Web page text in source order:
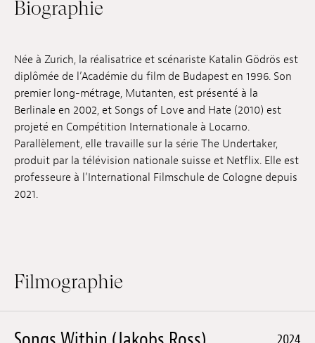
Emplois
Archives
Publications
Biographie
Née à Zurich, la réalisatrice et scénariste Katalin Gödrös est
diplômée de l’Académie du film de Budapest en 1996. Son
premier long-métrage, Mutanten, est présenté à la
Berlinale en 2002, et Songs of Love and Hate (2010) est
projeté en Compétition Internationale à Locarno.
Parallèlement, elle travaille sur la série The Undertaker,
produit par la télévision nationale suisse et Netflix. Elle est
professeure à l’International Filmschule de Cologne depuis
2021.
Filmographie
2024